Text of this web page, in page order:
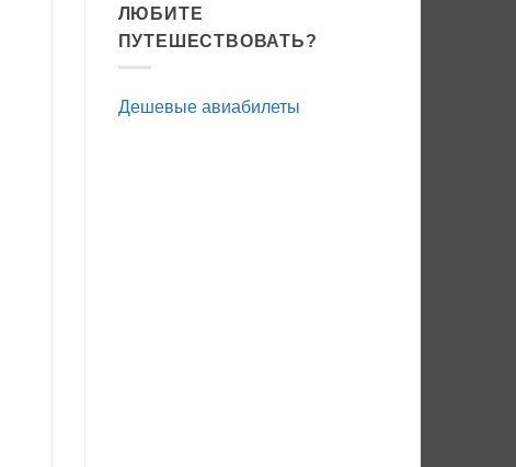
ЛЮБИТЕ
ПУТЕШЕСТВОВАТЬ?
Дешевые авиабилеты